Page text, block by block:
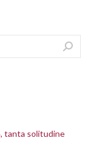
tanta solitudine